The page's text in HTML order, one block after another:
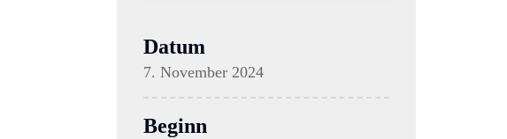
Datum
7. November 2024
Beginn